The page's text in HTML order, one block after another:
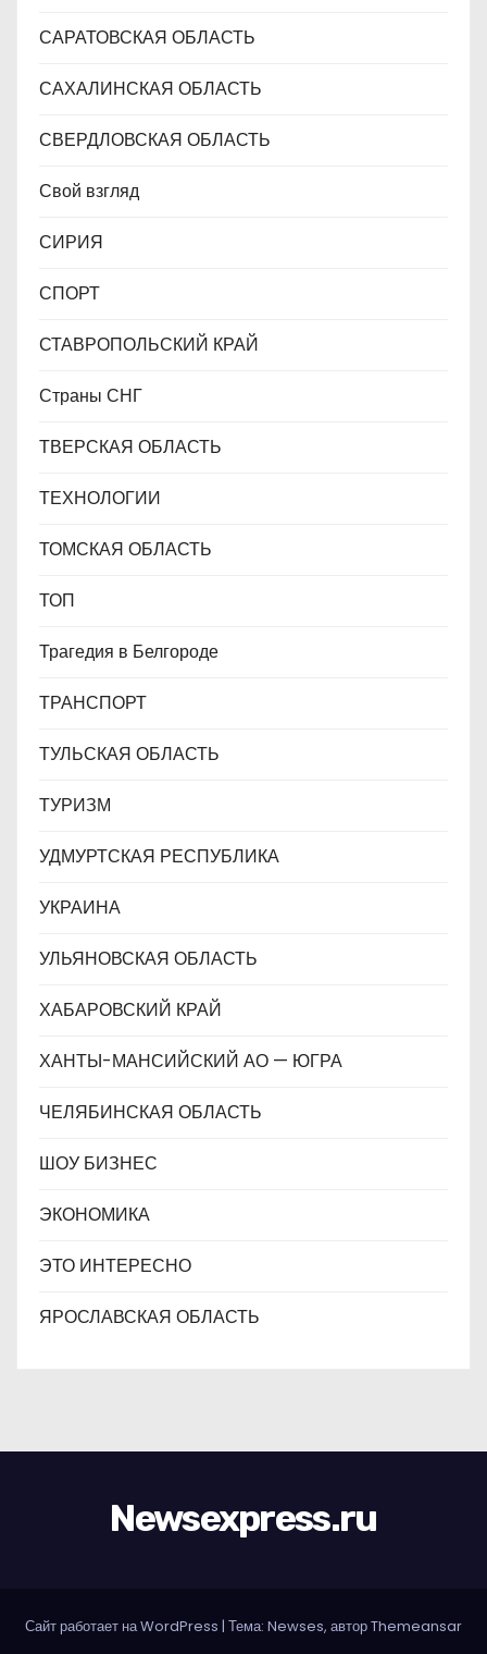
САРАТОВСКАЯ ОБЛАСТЬ
САХАЛИНСКАЯ ОБЛАСТЬ
СВЕРДЛОВСКАЯ ОБЛАСТЬ
Свой взгляд
СИРИЯ
СПОРТ
СТАВРОПОЛЬСКИЙ КРАЙ
Страны СНГ
ТВЕРСКАЯ ОБЛАСТЬ
ТЕХНОЛОГИИ
ТОМСКАЯ ОБЛАСТЬ
ТОП
Трагедия в Белгороде
ТРАНСПОРТ
ТУЛЬСКАЯ ОБЛАСТЬ
ТУРИЗМ
УДМУРТСКАЯ РЕСПУБЛИКА
УКРАИНА
УЛЬЯНОВСКАЯ ОБЛАСТЬ
ХАБАРОВСКИЙ КРАЙ
ХАНТЫ-МАНСИЙСКИЙ АО — ЮГРА
ЧЕЛЯБИНСКАЯ ОБЛАСТЬ
ШОУ БИЗНЕС
ЭКОНОМИКА
ЭТО ИНТЕРЕСНО
ЯРОСЛАВСКАЯ ОБЛАСТЬ
Newsexpress.ru
Сайт работает на WordPress | Тема: Newses, авторThemeansar